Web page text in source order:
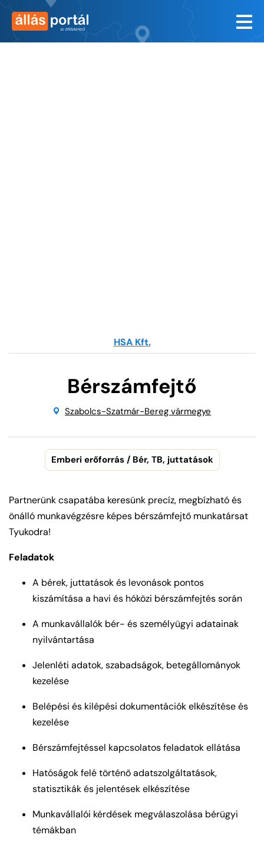
HSA Kft.
Bérszámfejtő
Szabolcs-Szatmár-Bereg vármegye
Emberi erőforrás / Bér, TB, juttatások
Partnerünk csapatába keresünk precíz, megbízható és
önálló munkavégzésre képes bérszámfejtő munkatársat
Tyukodra!
Feladatok
A bérek, juttatások és levonások pontos
kiszámítása a havi és hóközi bérszámfejtés során
A munkavállalók bér- és személyügyi adatainak
nyilvántartása
Jelenléti adatok, szabadságok, betegállományok
kezelése
Belépési és kilépési dokumentációk elkészítése és
kezelése
Bérszámfejtéssel kapcsolatos feladatok ellátása
Hatóságok felé történő adatszolgáltatások,
statisztikák és jelentések elkészítése
Munkavállalói kérdések megválaszolása bérügyi
témákban